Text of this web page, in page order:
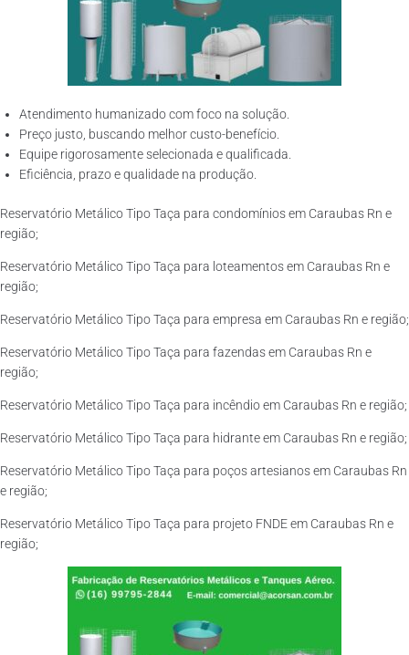
Atendimento humanizado com foco na solução.
Preço justo, buscando melhor custo-benefício.
Equipe rigorosamente selecionada e qualificada.
Eficiência, prazo e qualidade na produção.
Reservatório Metálico Tipo Taça para condomínios em Caraubas Rn e
região;
Reservatório Metálico Tipo Taça para loteamentos em Caraubas Rn e
região;
Reservatório Metálico Tipo Taça para empresa em Caraubas Rn e região;
Reservatório Metálico Tipo Taça para fazendas em Caraubas Rn e
região;
Reservatório Metálico Tipo Taça para incêndio em Caraubas Rn e região;
Reservatório Metálico Tipo Taça para hidrante em Caraubas Rn e região;
Reservatório Metálico Tipo Taça para poços artesianos em Caraubas Rn
e região;
Reservatório Metálico Tipo Taça para projeto FNDE em Caraubas Rn e
região;